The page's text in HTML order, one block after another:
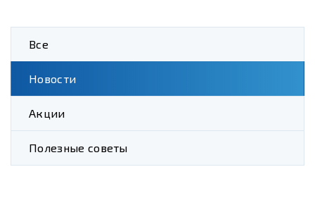
Все
Новости
Акции
Полезные советы